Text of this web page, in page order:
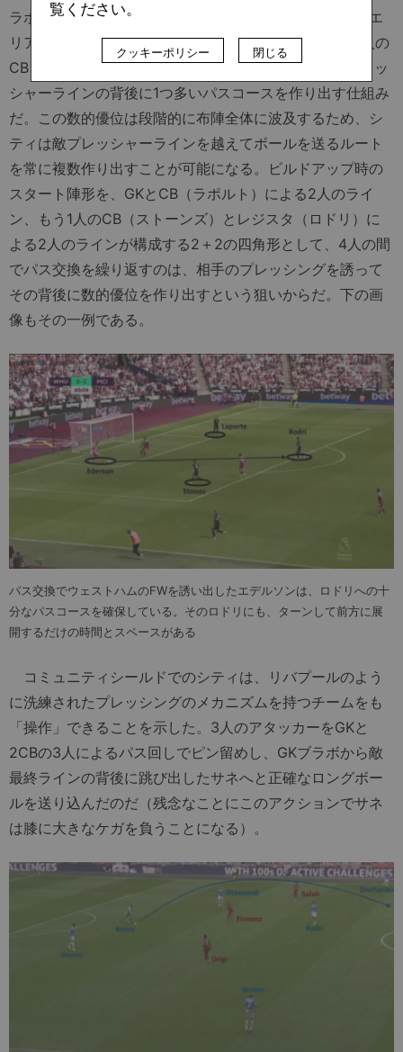
ラポルト）だけエリア内に下げ、もう１人をペナルティエ
リアのすぐ外に置いている。エデルソンを事実上もう1人の
CBとしてビルドアップに組み込むことによって、敵プレッ
シャーラインの背後に1つ多いパスコースを作り出す仕組み
だ。この数的優位は段階的に布陣全体に波及するため、シ
ティは敵プレッシャーラインを越えてボールを送るルート
を常に複数作り出すことが可能になる。ビルドアップ時の
スタート陣形を、GKとCB（ラポルト）による2人のライ
ン、もう1人のCB（ストーンズ）とレジスタ（ロドリ）に
よる2人のラインが構成する2＋2の四角形として、4人の間
でパス交換を繰り返すのは、相手のプレッシングを誘って
その背後に数的優位を作り出すという狙いからだ。下の画
像もその一例である。
パス交換でウェストハムのFWを誘い出したエデルソンは、ロドリへの十
分なパスコースを確保している。そのロドリにも、ターンして前方に展
開するだけの時間とスペースがある
コミュニティシールドでのシティは、リバプールのよう
に洗練されたプレッシングのメカニズムを持つチームをも
「操作」できることを示した。3人のアタッカーをGKと
2CBの3人によるパス回しでピン留めし、GKブラボから敵
最終ラインの背後に跳び出したサネへと正確なロングボー
ルを送り込んだのだ（残念なことにこのアクションでサネ
は膝に大きなケガを負うことになる）。
覧ください。
クッキーポリシー 閉じる